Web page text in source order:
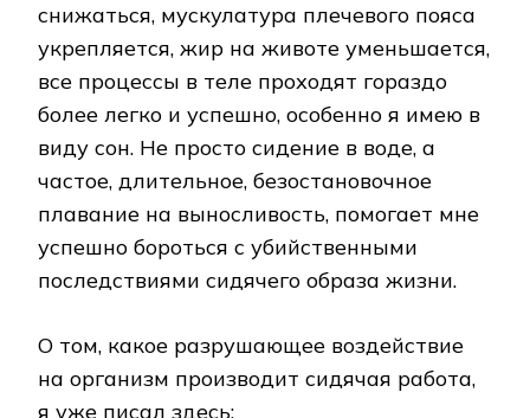
снижаться, мускулатура плечевого пояса
укрепляется, жир на животе уменьшается,
все процессы в теле проходят гораздо
более легко и успешно, особенно я имею в
виду сон. Не просто сидение в воде, а
частое, длительное, безостановочное
плавание на выносливость, помогает мне
успешно бороться с убийственными
последствиями сидячего образа жизни.
О том, какое разрушающее воздействие
на организм производит сидячая работа,
я уже писал здесь: